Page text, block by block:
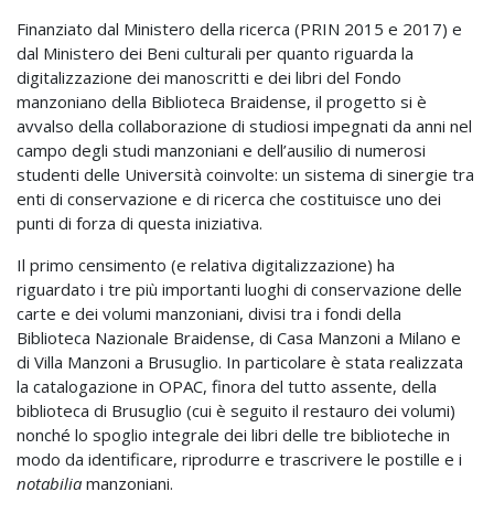
Finanziato dal Ministero della ricerca (PRIN 2015 e 2017) e
dal Ministero dei Beni culturali per quanto riguarda la
digitalizzazione dei manoscritti e dei libri del Fondo
manzoniano della Biblioteca Braidense, il progetto si è
avvalso della collaborazione di studiosi impegnati da anni nel
campo degli studi manzoniani e dell’ausilio di numerosi
studenti delle Università coinvolte: un sistema di sinergie tra
enti di conservazione e di ricerca che costituisce uno dei
punti di forza di questa iniziativa.
Il primo censimento (e relativa digitalizzazione) ha
riguardato i tre più importanti luoghi di conservazione delle
carte e dei volumi manzoniani, divisi tra i fondi della
Biblioteca Nazionale Braidense, di Casa Manzoni a Milano e
di Villa Manzoni a Brusuglio. In particolare è stata realizzata
la catalogazione in OPAC, finora del tutto assente, della
biblioteca di Brusuglio (cui è seguito il restauro dei volumi)
nonché lo spoglio integrale dei libri delle tre biblioteche in
modo da identificare, riprodurre e trascrivere le postille e i
notabilia manzoniani.